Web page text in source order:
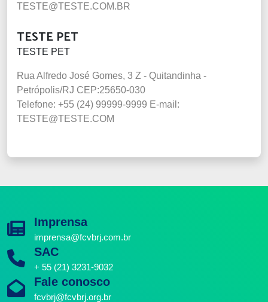
TESTE@TESTE.COM.BR
TESTE PET
TESTE PET
Rua Alfredo José Gomes, 3 Z - Quitandinha -
Petrópolis/RJ CEP:25650-030
Telefone: +55 (24) 99999-9999 E-mail:
TESTE@TESTE.COM
Imprensa
imprensa@fcvbrj.com.br
SAC
+ 55 (21) 3231-9032
Fale conosco
fcvbrj@fcvbrj.org.br